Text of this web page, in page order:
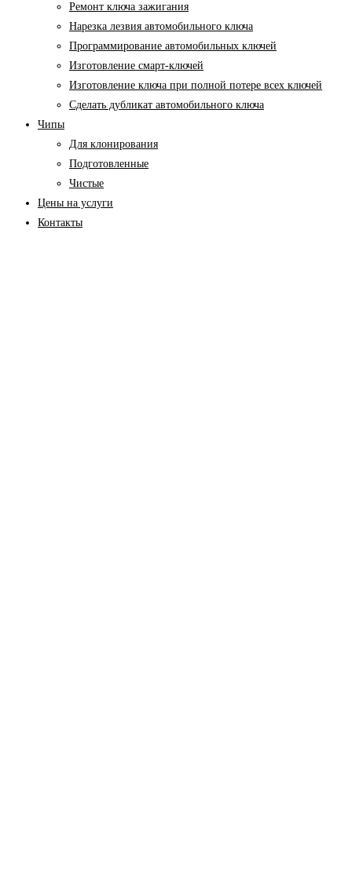
Ремонт ключа зажигания
Нарезка лезвия автомобильного ключа
Программирование автомобильных ключей
Изготовление смарт-ключей
Изготовление ключа при полной потере всех ключей
Cделать дубликат автомобильного ключа
Чипы
Для клонирования
Подготовленные
Чистые
Цены на услуги
Контакты